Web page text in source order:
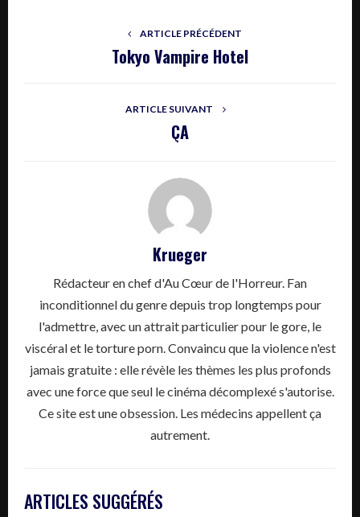
ARTICLE PRÉCÉDENT
Tokyo Vampire Hotel
ARTICLE SUIVANT
ÇA
Krueger
Rédacteur en chef d'Au Cœur de l'Horreur. Fan
inconditionnel du genre depuis trop longtemps pour
l'admettre, avec un attrait particulier pour le gore, le
viscéral et le torture porn. Convaincu que la violence n'est
jamais gratuite : elle révèle les thèmes les plus profonds
avec une force que seul le cinéma décomplexé s'autorise.
Ce site est une obsession. Les médecins appellent ça
autrement.
ARTICLES SUGGÉRÉS